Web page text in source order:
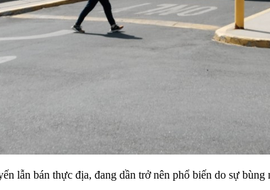
lẫn bán thực địa, đang dần trở nên phổ biến do sự